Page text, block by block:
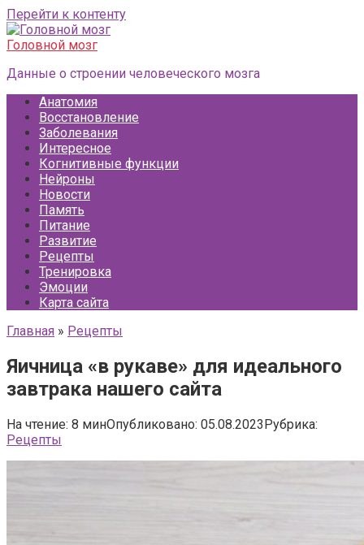
Перейти к контенту
Головной мозг
Данные о строении человеческого мозга
Анатомия
Восстановление
Заболевания
Интересное
Когнитивные функции
Нейроны
Новости
Память
Питание
Развитие
Рецепты
Тренировка
Эмоции
Карта сайта
Главная » Рецепты
Яичница «в рукаве» для идеального
завтрака нашего сайта
На чтение: 8 минОпубликовано: 05.08.2023Рубрика:
Рецепты